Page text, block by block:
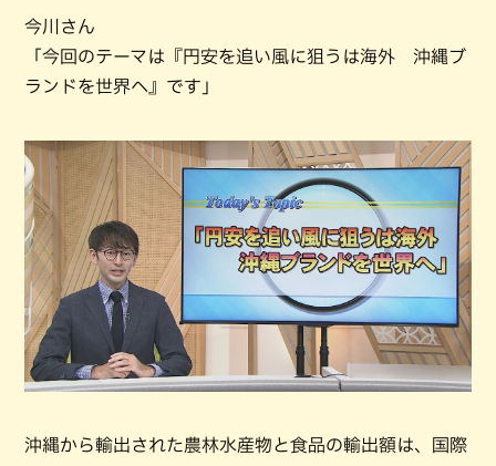
今川さん
「今回のテーマは『円安を追い風に狙うは海外 沖縄ブ
ランドを世界へ』です」
沖縄から輸出された農林水産物と食品の輸出額は、国際